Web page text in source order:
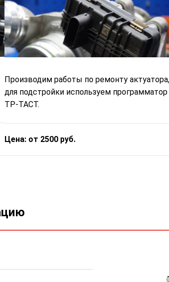
Производим работы по ремонту актуатора,
для подстройки используем программатор
ТР-ТАСТ.
Цена: от 2500 руб.